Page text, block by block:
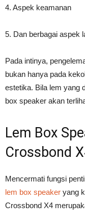
4. Aspek keamanan
5. Dan berbagai aspek
Pada intinya,
bukan hanya pada
estetika. Bila lem yang
box speaker akan
Lem Box
Crossbond
Mencermati fungsi
lem box speaker yang
Crossbond X4